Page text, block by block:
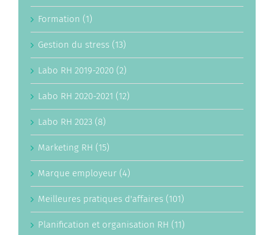
Formation (1)
Gestion du stress (13)
Labo RH 2019-2020 (2)
Labo RH 2020-2021 (12)
Labo RH 2023 (8)
Marketing RH (15)
Marque employeur (4)
Meilleures pratiques d'affaires (101)
Planification et organisation RH (11)